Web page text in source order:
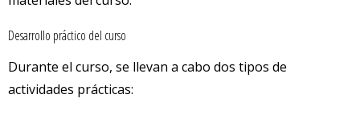
Desarrollo práctico del curso
Durante el curso, se llevan a cabo dos tipos de
actividades prácticas: